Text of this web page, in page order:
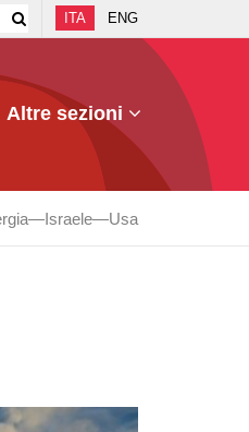
ITA ENG
Altre sezioni
Israele Usa